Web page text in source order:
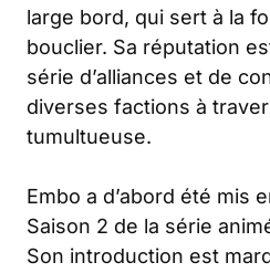
large bord, qui sert à la
bouclier. Sa réputation
série d’alliances et de
diverses factions à
tumultueuse.
Embo a d’abord été mis
Saison 2 de la série
Son introduction est